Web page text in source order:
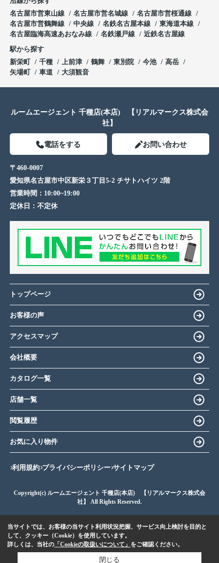
名古屋市営東山線
名古屋市営名城線
名古屋市営桜通線
名古屋市営鶴舞線
中央線 名鉄名古屋本線
東海道本線
名古屋臨海高速あおなみ線
名鉄瀬戸線 近鉄名古屋線
駅から探す
新栄町
千種 上前津 鶴舞 東別院 今池
高岳
矢場町
車道 大須観音
ルームエージェント 千種店(本店) 【リアルマークス株式会
社】
電話をする お問い合わせ
〒460-0007
愛知県名古屋市中区新栄３丁目5-2 チサトハイツ 2階
営業時間： 10:00~19:00
定休日： 不定休
トップページ
お客様の声
アクセスマップ
会社概要
カタログ一覧
店舗一覧
閲覧履歴
お気に入り物件
利用規約 プライバシーポリシー サイトマップ
Copyright(c) ルームエージェント 千種店(本店) 【リアルマークス株式会
社】 All Rights Reserved.
当サイトでは、お客様の当サイト利用状況把握、サービス向上検討を目的と
して、クッキー（Cookie）を使用しています。
詳しくは、当社の 「Cookieの取扱いについて」 をご確認ください。
閉じる